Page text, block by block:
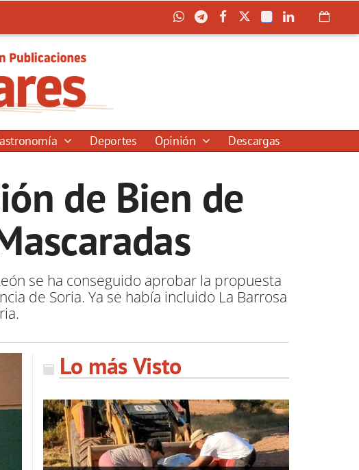
Deportes Opinión Descargas
de Bien de
se ha conseguido aprobar la propuesta
de Soria. Ya se había incluido La Barrosa
Lo más Visto